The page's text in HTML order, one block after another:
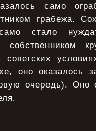
само
грабежа.
стало
собственником
советских
оно оказалось
очередь). Оно